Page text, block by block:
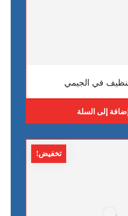
في الجيمي
إضافة إلى السلة
تخفيض!